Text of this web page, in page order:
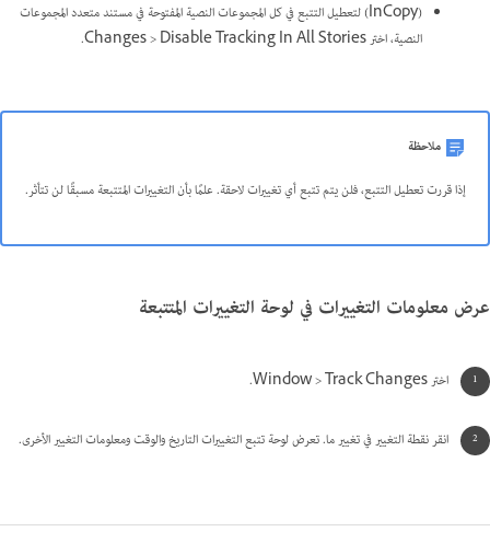
(InCopy) لتعطيل التتبع في كل المجموعات النصية المفتوحة في مستند متعدد المجموعات
النصية، اختر Changes > Disable Tracking In All Stories.
ملاحظة
إذا قررت تعطيل التتبع، فلن يتم تتبع أي تغييرات لاحقة. علمًا بأن التغييرات المتتبعة مسبقًا لن تتأثر.
عرض معلومات التغييرات في لوحة التغييرات المتتبعة
اختر Window > Track Changes.
انقر نقطة التغيير في تغيير ما. تعرض لوحة تتبع التغييرات التاريخ والوقت ومعلومات التغيير الأخرى.